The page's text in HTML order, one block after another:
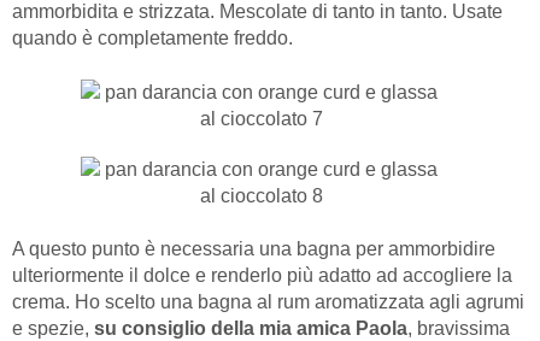
ammorbidita e strizzata. Mescolate di tanto in tanto. Usate
quando è completamente freddo.
A questo punto è necessaria una bagna per ammorbidire
ulteriormente il dolce e renderlo più adatto ad accogliere la
crema. Ho scelto una bagna al rum aromatizzata agli agrumi
e spezie, su consiglio della mia amica Paola, bravissima